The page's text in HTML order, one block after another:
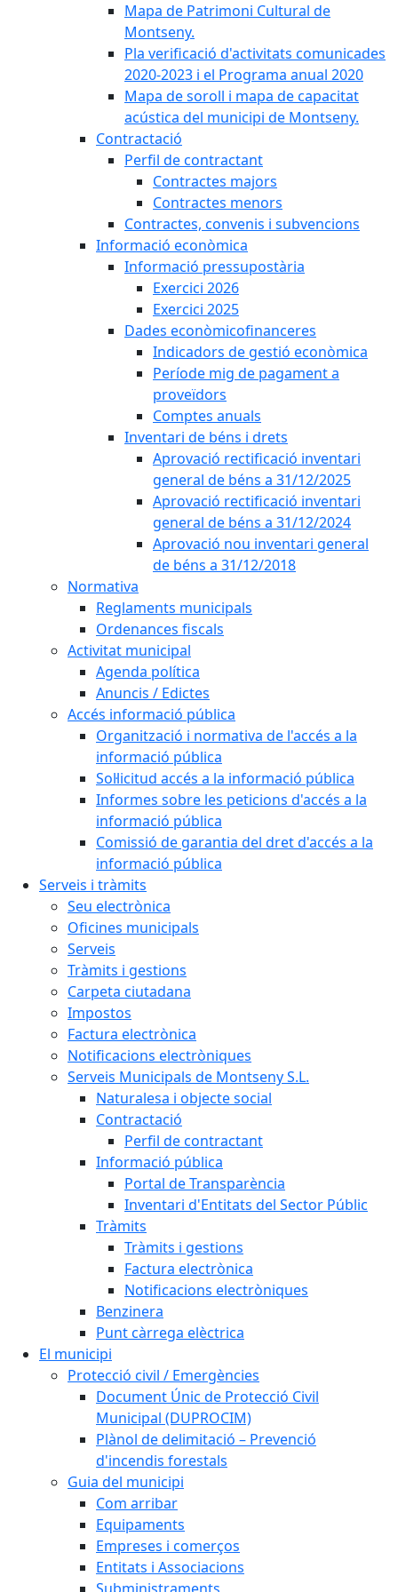
Mapa de Patrimoni Cultural de
Montseny.
Pla verificació d'activitats comunicades
2020-2023 i el Programa anual 2020
Mapa de soroll i mapa de capacitat
acústica del municipi de Montseny.
Contractació
Perfil de contractant
Contractes majors
Contractes menors
Contractes, convenis i subvencions
Informació econòmica
Informació pressupostària
Exercici 2026
Exercici 2025
Dades econòmicofinanceres
Indicadors de gestió econòmica
Període mig de pagament a
proveïdors
Comptes anuals
Inventari de béns i drets
Aprovació rectificació inventari
general de béns a 31/12/2025
Aprovació rectificació inventari
general de béns a 31/12/2024
Aprovació nou inventari general
de béns a 31/12/2018
Normativa
Reglaments municipals
Ordenances fiscals
Activitat municipal
Agenda política
Anuncis / Edictes
Accés informació pública
Organització i normativa de l'accés a la
informació pública
Sol·licitud accés a la informació pública
Informes sobre les peticions d'accés a la
informació pública
Comissió de garantia del dret d'accés a la
informació pública
Serveis i tràmits
Seu electrònica
Oficines municipals
Serveis
Tràmits i gestions
Carpeta ciutadana
Impostos
Factura electrònica
Notificacions electròniques
Serveis Municipals de Montseny S.L.
Naturalesa i objecte social
Contractació
Perfil de contractant
Informació pública
Portal de Transparència
Inventari d'Entitats del Sector Públic
Tràmits
Tràmits i gestions
Factura electrònica
Notificacions electròniques
Benzinera
Punt càrrega elèctrica
El municipi
Protecció civil / Emergències
Document Únic de Protecció Civil
Municipal (DUPROCIM)
Plànol de delimitació – Prevenció
d'incendis forestals
Guia del municipi
Com arribar
Equipaments
Empreses i comerços
Entitats i Associacions